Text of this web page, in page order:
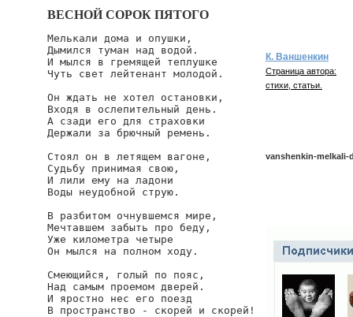
ВЕСНОЙ СОРОК ПЯТОГО
Мелькали дома и опушки,
Дымился туман над водой.
И мылся в гремящей теплушке
Чуть свет лейтенант молодой.
Он ждать не хотел остановки,
Входя в ослепительный день.
А сзади его для страховки
Держали за брючный ремень.
Стоял он в летящем вагоне,
Судьбу принимая свою,
И лили ему на ладони
Воды неудобной струю.
В разбитом очнувшемся мире,
Мечтавшем забыть про беду,
Уже километра четыре
Он мылся на полном ходу.
Смеющийся, голый по пояс,
Над самым проемом дверей.
И яростно нес его поезд
В пространство - скорей и скорей!
К. Ваншенкин
Страница автора:
стихи, статьи.
vanshenkin-melkali-